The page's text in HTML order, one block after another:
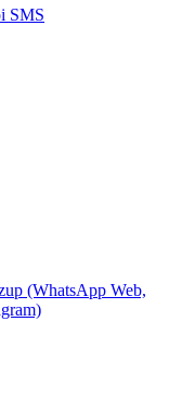
SMS
(WhatsApp Web,